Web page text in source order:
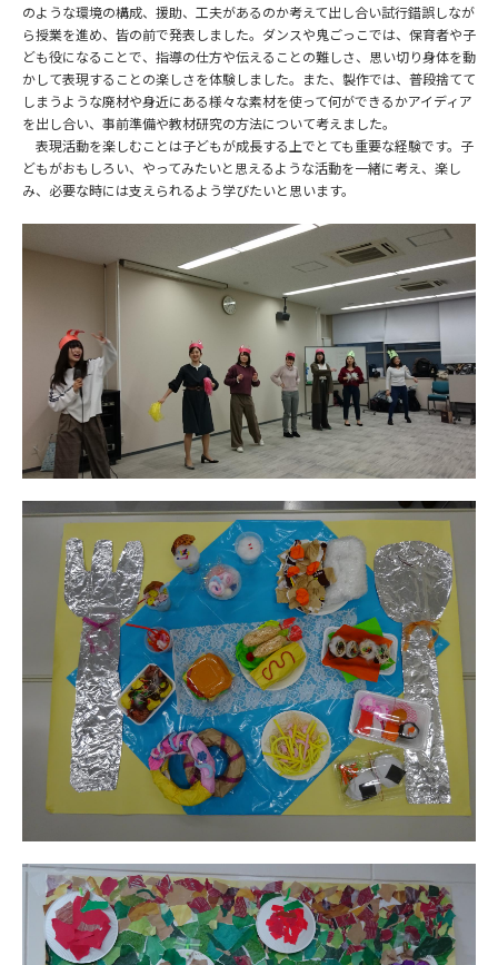
のような環境の構成、援助、工夫があるのか考えて出し合い試行錯誤しなが
ら授業を進め、皆の前で発表しました。ダンスや鬼ごっこでは、保育者や子
ども役になることで、指導の仕方や伝えることの難しさ、思い切り身体を動
かして表現することの楽しさを体験しました。また、製作では、普段捨てて
しまうような廃材や身近にある様々な素材を使って何ができるかアイディア
を出し合い、事前準備や教材研究の方法について考えました。
表現活動を楽しむことは子どもが成長する上でとても重要な経験です。子
どもがおもしろい、やってみたいと思えるような活動を一緒に考え、楽し
み、必要な時には支えられるよう学びたいと思います。